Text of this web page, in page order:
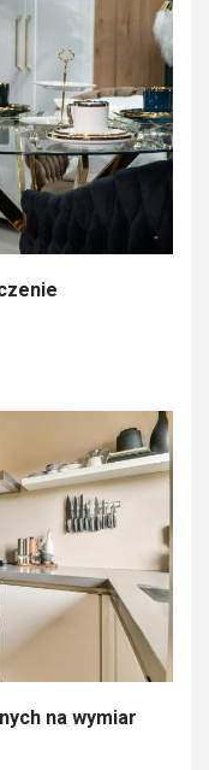
na wymiar